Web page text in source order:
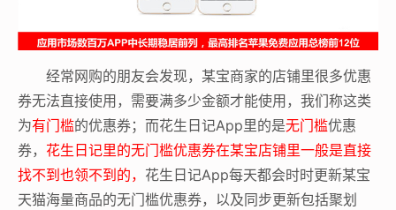
经常网购的朋友会发现，某宝商家的店铺里很多优惠
券无法直接使用，需要满多少金额才能使用，我们称这类
为有门槛的优惠券；而花生日记App里的是无门槛优惠
券， 花生日记里的无门槛优惠券在某宝店铺里一般是直接
找不到也领不到的， 花生日记App每天都会时时更新某宝
天猫海量商品的无门槛优惠券，以及同步更新包括聚划